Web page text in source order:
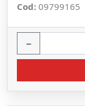
Cod: 09799165
−